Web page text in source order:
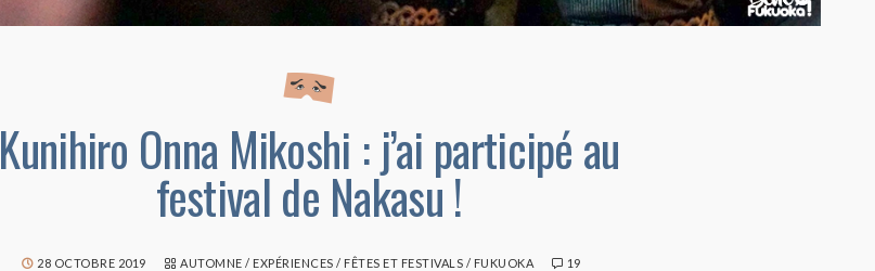
Kunihiro Onna Mikoshi : j’ai participé au
festival de Nakasu !
28 OCTOBRE 2019 AUTOMNE / EXPÉRIENCES / FÊTES ET FESTIVALS / FUKUOKA 19